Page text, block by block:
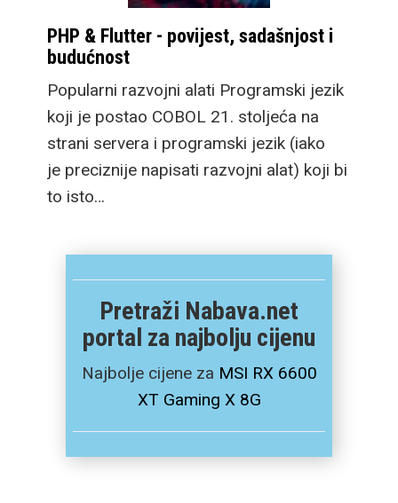
PHP & Flutter - povijest, sadašnjost i
budućnost
Popularni razvojni alati Programski jezik
koji je postao COBOL 21. stoljeća na
strani servera i programski jezik (iako
je preciznije napisati razvojni alat) koji bi
to isto…
Pretraži Nabava.net
portal za najbolju cijenu
Najbolje cijene za MSI RX 6600
XT Gaming X 8G